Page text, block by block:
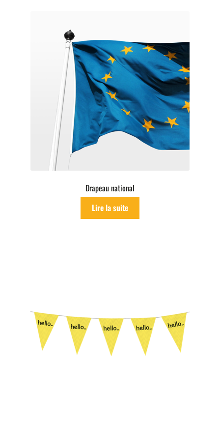
Drapeau national
Lire la suite